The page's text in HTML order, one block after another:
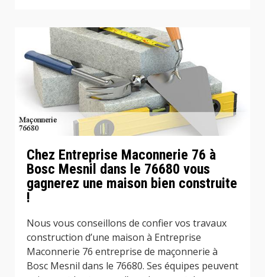
Chez Entreprise Maconnerie 76 à
Bosc Mesnil dans le 76680 vous
gagnerez une maison bien construite
!
Nous vous conseillons de confier vos travaux
construction d’une maison à Entreprise
Maconnerie 76 entreprise de maçonnerie à
Bosc Mesnil dans le 76680. Ses équipes peuvent